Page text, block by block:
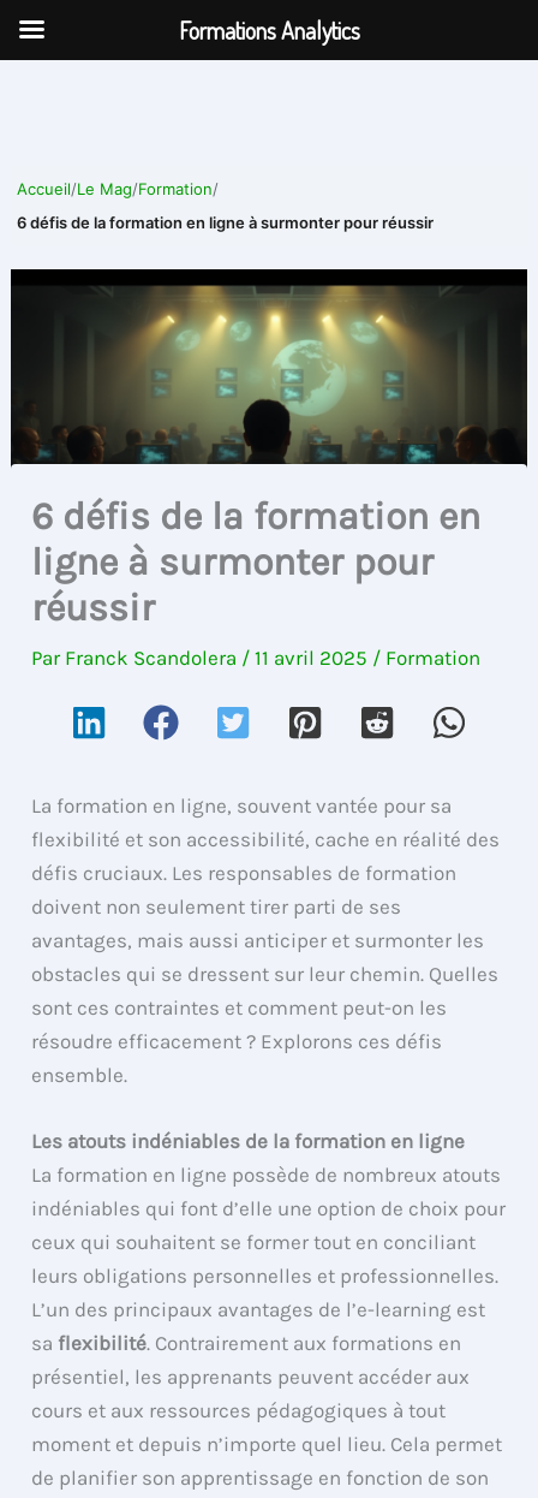
Aller
Accueil/Le Mag/Formation/
6 défis de la formation en ligne à surmonter pour réussir
6 défis de la formation en
ligne à surmonter pour
réussir
Par Franck Scandolera /11 avril 2025 / Formation
La formation en ligne, souvent vantée pour sa
flexibilité et son accessibilité, cache en réalité des
défis cruciaux. Les responsables de formation
doivent non seulement tirer parti de ses
avantages, mais aussi anticiper et surmonter les
obstacles qui se dressent sur leur chemin. Quelles
sont ces contraintes et comment peut-on les
résoudre efficacement ? Explorons ces défis
ensemble.
Les atouts indéniables de la formation en ligne
La formation en ligne possède de nombreux atouts
indéniables qui font d’elle une option de choix pour
ceux qui souhaitent se former tout en conciliant
leurs obligations personnelles et professionnelles.
L’un des principaux avantages de l’e-learning est
sa flexibilité. Contrairement aux formations en
présentiel, les apprenants peuvent accéder aux
cours et aux ressources pédagogiques à tout
moment et depuis n’importe quel lieu. Cela permet
de planifier son apprentissage en fonction de son
Formations Analytics